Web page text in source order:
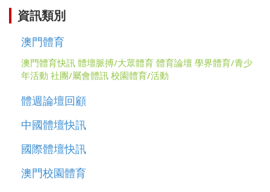
資訊類別
澳門體育
澳門體育快訊 體壇脈搏/大眾體育 體育論壇 學界體育/青少
年活動 社團/屬會體訊 校園體育/活動
體週論壇回顧
中國體壇快訊
國際體壇快訊
澳門校園體育